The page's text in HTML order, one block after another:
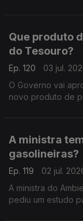
Que produto
do Tesouro?
Ep. 120
03 jul.
O Governo vai
novo produto de
A ministra
gasolineiras?
Ep. 119
02 jul.
A ministra do
pediu um estudo